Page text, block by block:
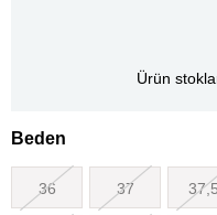
Ürün
Beden
36 37 37,5